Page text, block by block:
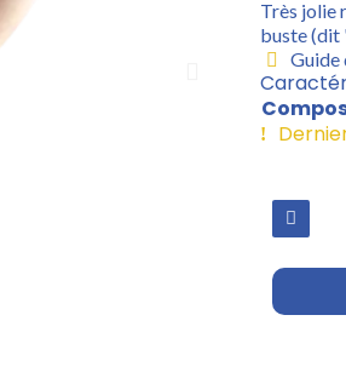
Très jolie
buste (dit
Guide